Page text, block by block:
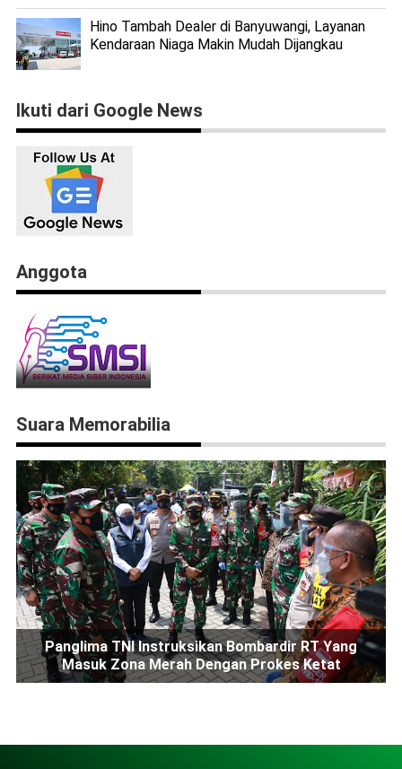
Hino Tambah Dealer di Banyuwangi, Layanan
Kendaraan Niaga Makin Mudah Dijangkau
Ikuti dari Google News
Anggota
Suara Memorabilia
Panglima TNI Instruksikan Bombardir RT Yang
Masuk Zona Merah Dengan Prokes Ketat